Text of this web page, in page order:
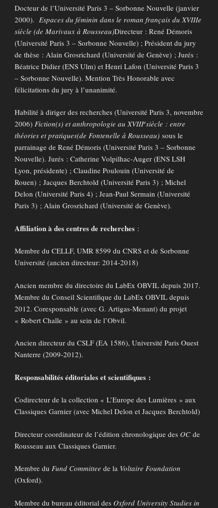
Docteur de l’Université Paris 3 – Sorbonne Nouvelle (janvier
2000). Espaces du féminin dans le roman français du XVIIIe
siècle (de Marivaux à Rousseau)Directeur : René Démoris
(Université Paris 3 – Sorbonne Nouvelle) ; Président du jury
de thèse : Alain Grosrichard (Université de Genève) ; Jurés :
Béatrice Didier (ENS Ulm) et Henri Lafon (Université Paris 3
– Sorbonne Nouvelle). Mention Très Honorable avec
félicitations du jury à l’unanimité.
Habilité à diriger des recherches (Université Paris 3, novembre
2006) Fiction(s) et anthropologie au XVIIIesiècle : entre
théories et pratiques(de Fontenelle à Rousseau) sous le
parrainage de René Démoris (Université Paris 3 – Sorbonne
Nouvelle). Jurés : Catherine Volpilhac-Auger (ENS LSH
Lyon, présidente) ; Claudine Poulouin (Université de
Rouen) ; Jacques Berchtold (Université Paris 3) ; Michel
Delon (Université Paris 4) ; Jean-Paul Sermain (Université
Paris 3) ; Alain Grosrichard (Université de Genève).
Affiliation à des centres de recherches :
Membre du CELLF, UMR 8599 du CNRS et de Sorbonne
Université (ancien directeur: 2014-2018)
Ancien membre du directoire du LabEx OBVIL depuis 2017.
Membre du Conseil Scientifique du LabEx OBVIL depuis
2012. Coresponsable (avec G. Artigas-Menant) du projet
« Robert Challe » au sein de l’Obvil.
Ancien directeur du CSLF (EA 1586), Université Paris Ouest
Nanterre (2009-2012).
Responsabilités éditoriales et scientifiques :
Codirecteur de la collection « L’Europe des Lumières » aux
Classiques Garnier (avec Michel Delon et Jacques Berchtold)
Directeur coordinateur de l’édition chronologique des OC de
Rousseau aux Classiques Garnier.
Membre du Fund Committee de la Voltaire Foundation
(Oxford).
Membre du bureau éditorial des Oxford University Studies in